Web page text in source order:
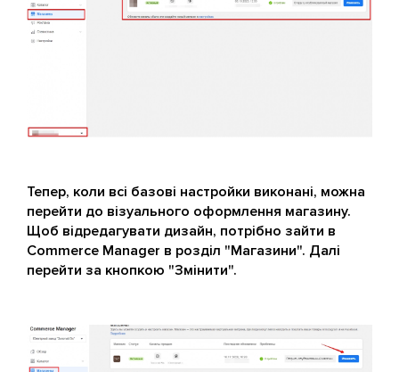
Тепер, коли всі базові настройки виконані, можна
перейти до візуального оформлення магазину.
Щоб відредагувати дизайн, потрібно зайти в
Commerce Manager в розділ "Магазини". Далі
перейти за кнопкою "Змінити".